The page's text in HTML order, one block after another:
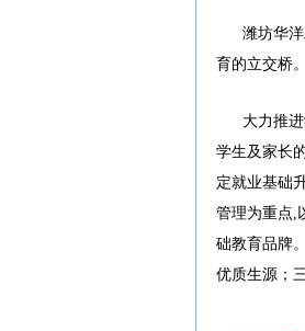
潍坊华
育的立交桥。
大力推
学生及家长
定就业基础
管理为重点,
础教育品牌
优质生源；